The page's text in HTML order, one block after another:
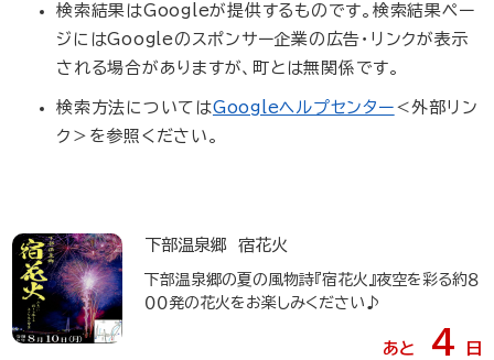
検索結果はGoogleが提供するものです。検索結果ペー
ジにはGoogleのスポンサー企業の広告・リンクが表示
される場合がありますが、町とは無関係です。
検索方法についてはGoogleヘルプセンター ＜外部リン
ク＞ を参照ください。
下部温泉郷 宿花火
下部温泉郷の夏の風物詩『宿花火』夜空を彩る約８
００発の花火をお楽しみください♪
あと 4 日